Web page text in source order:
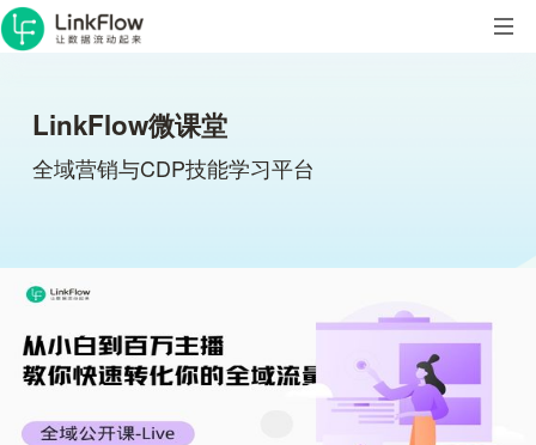
LinkFlow微课堂
全域营销与CDP技能学习平台